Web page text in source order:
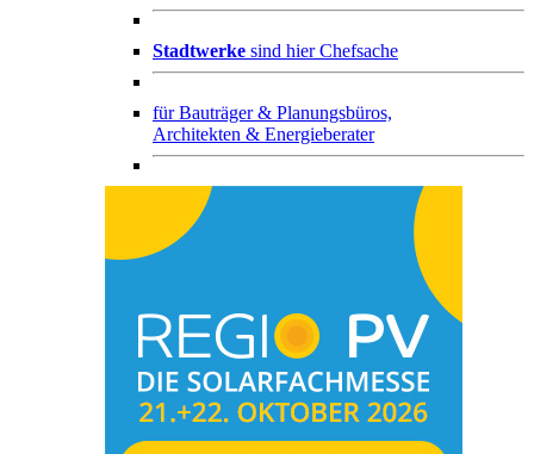
Stadtwerke sind hier Chefsache
fürBauträger & Planungsbüros,
Architekten & Energieberater